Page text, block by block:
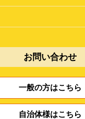
お問い合わせ
一般の方はこちら
自治体様はこちら